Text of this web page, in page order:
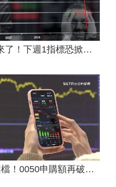
狂飆後考驗來了！下週1指標恐掀美股暴動
台股7月大回檔！0050申購額再破紀錄